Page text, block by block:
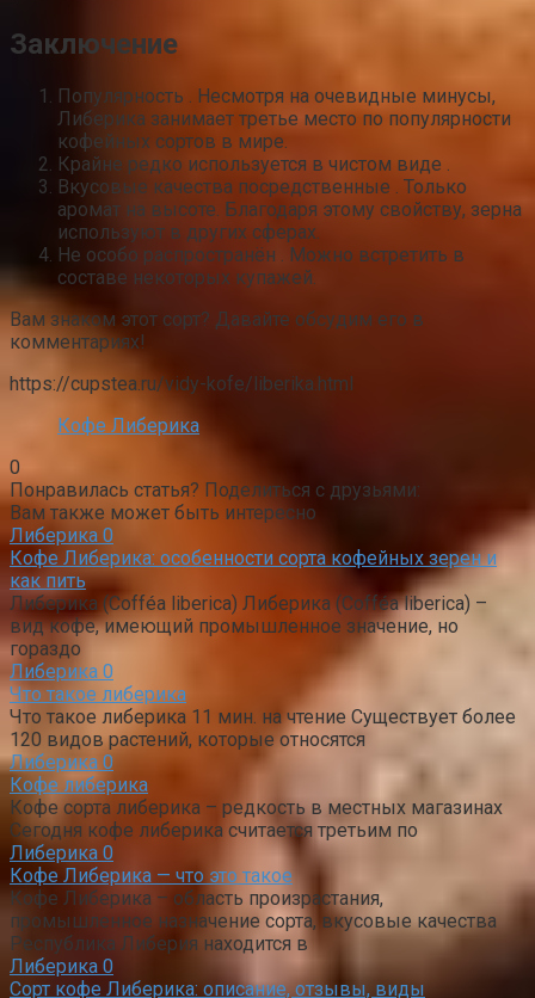
Заключение
Популярность . Несмотря на очевидные минусы,
Либерика занимает третье место по популярности
кофейных сортов в мире.
Крайне редко используется в чистом виде .
Вкусовые качества посредственные . Только
аромат на высоте. Благодаря этому свойству, зерна
используют в других сферах.
Не особо распространён . Можно встретить в
составе некоторых купажей.
Вам знаком этот сорт? Давайте обсудим его в
комментариях!
https://cupstea.ru/vidy-kofe/liberika.html
Кофе Либерика
0
Понравилась статья? Поделиться с друзьями:
Вам также может быть интересно
Либерика 0
Кофе Либерика: особенности сорта кофейных зерен и
как пить
Либерика (Cofféa liberica) Либерика (Cofféa liberica) –
вид кофе, имеющий промышленное значение, но
гораздо
Либерика 0
Что такое либерика
Что такое либерика 11 мин. на чтение Существует более
120 видов растений, которые относятся
Либерика 0
Кофе либерика
Кофе сорта либерика – редкость в местных магазинах
Сегодня кофе либерика считается третьим по
Либерика 0
Кофе Либерика — что это такое
Кофе Либерика – область произрастания,
промышленное назначение сорта, вкусовые качества
Республика Либерия находится в
Либерика 0
Сорт кофе Либерика: описание, отзывы, виды